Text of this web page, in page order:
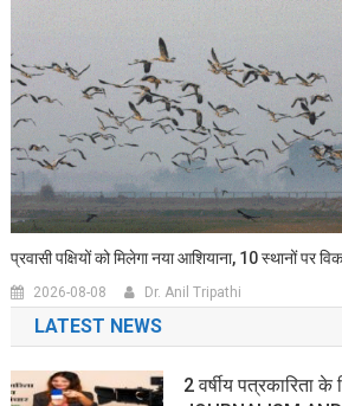
प्रवासी पक्षियों को मिलेगा नया आशियाना, 10 स्थानों पर
2026-08-08 Dr. Anil Tripathi
LATEST NEWS
2 वर्षीय पत्रकारिता के